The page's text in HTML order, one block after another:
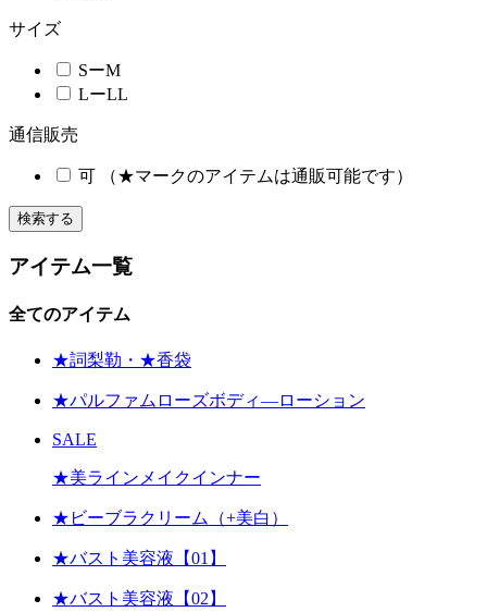
サイズ
SーM
LーLL
通信販売
可 （★マークのアイテムは通販可能です）
検索する
アイテム一覧
全てのアイテム
★詞梨勒・★香袋
★パルファムローズボディ―ローション
SALE
★美ラインメイクインナー
★ビーブラクリーム（+美白）
★バスト美容液【01】
★バスト美容液【02】